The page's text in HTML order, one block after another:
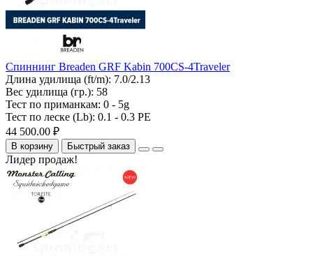
Спиннинг Breaden GRF Kabin 700CS-4Traveler
Длина удилища (ft/m): 7.0/2.13
Вес удилища (гр.): 58
Тест по приманкам: 0 - 5g
Тест по леске (Lb): 0.1 - 0.3 PE
44 500.00 ₽
В корзину Быстрый заказ
Лидер продаж!